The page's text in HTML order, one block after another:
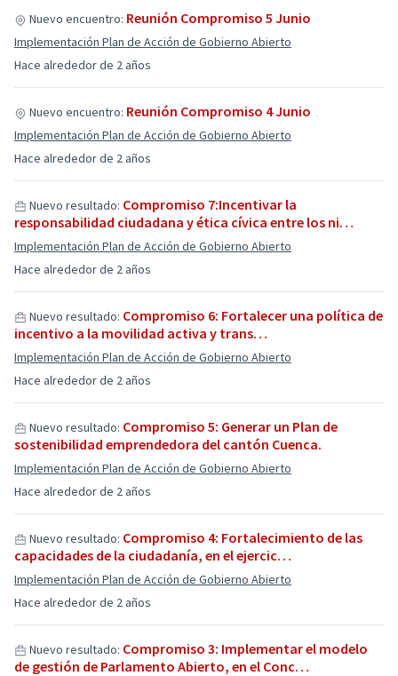
Hace alrededor de 2 años
Nuevo encuentro: Reunión Compromiso 5 Junio
Implementación Plan de Acción de Gobierno Abierto
Hace alrededor de 2 años
Nuevo encuentro: Reunión Compromiso 4 Junio
Implementación Plan de Acción de Gobierno Abierto
Hace alrededor de 2 años
Nuevo resultado: Compromiso 7:Incentivar la
responsabilidad ciudadana y ética cívica entre los ni…
Implementación Plan de Acción de Gobierno Abierto
Hace alrededor de 2 años
Nuevo resultado: Compromiso 6: Fortalecer una política de
incentivo a la movilidad activa y trans…
Implementación Plan de Acción de Gobierno Abierto
Hace alrededor de 2 años
Nuevo resultado: Compromiso 5: Generar un Plan de
sostenibilidad emprendedora del cantón Cuenca.
Implementación Plan de Acción de Gobierno Abierto
Hace alrededor de 2 años
Nuevo resultado: Compromiso 4: Fortalecimiento de las
capacidades de la ciudadanía, en el ejercic…
Implementación Plan de Acción de Gobierno Abierto
Nuevo resultado: Compromiso 3: Implementar el modelo
de gestión de Parlamento Abierto, en el Conc…